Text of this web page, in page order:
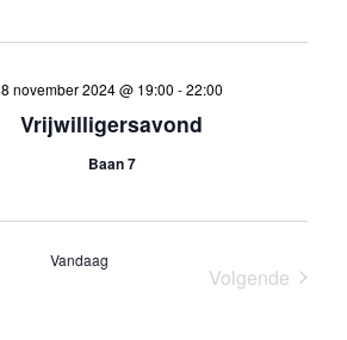
Vrijwilligersavond
8 november 2024 @ 19:00 -22:00
Baan 7
Vandaag
Volgende